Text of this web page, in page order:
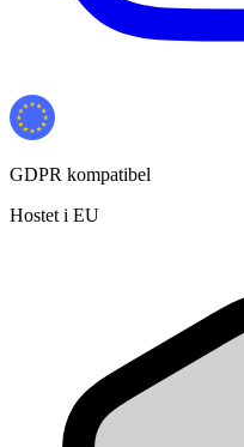
GDPR kompatibel
Hostet i EU